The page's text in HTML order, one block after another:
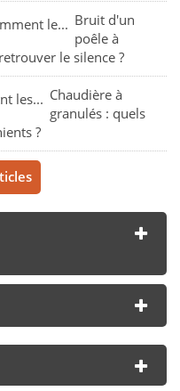
Bruit d'un
poêle à
le silence ?
Chaudière à
granulés : quels
?